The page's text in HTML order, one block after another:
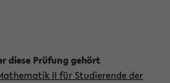
II für Studierende der